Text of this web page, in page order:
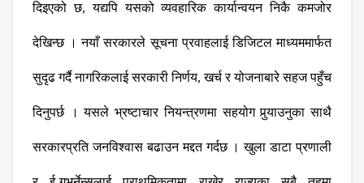
दिइएको छ, यद्यपि यसको व्यवहारिक कार्यान्वयन निकै कमजोर
देखिन्छ । नयाँ सरकारले सूचना प्रवाहलाई डिजिटल माध्यममार्फत
सुदृढ गर्दै नागरिकलाई सरकारी निर्णय, खर्च र योजनाबारे सहज पहुँच
दिनुपर्छ । यसले भ्रष्टाचार नियन्त्रणमा सहयोग पुर्‍याउनुका साथै
सरकारप्रति जनविश्वास बढाउन मद्दत गर्दछ । खुला डाटा प्रणाली